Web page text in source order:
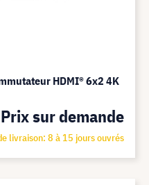
HDMI® 6x2 4K
Prix sur demande
livraison: 8 à 15 jours ouvrés